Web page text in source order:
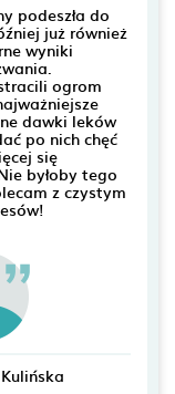
podeszła do
już również
wyniki
ogrom
dawki leków
po nich chęć
się
byłoby tego
z czystym